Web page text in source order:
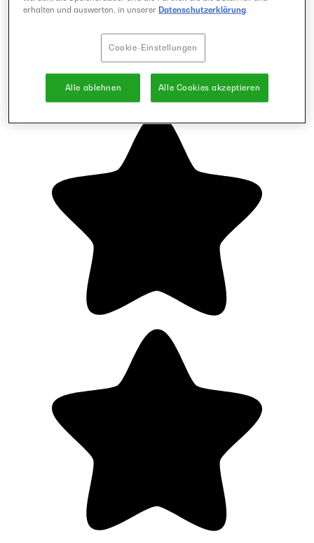
erhalten und auswerten, in unserer Datenschutzerklärung
Cookie-Einstellungen
Alle ablehnen Alle Cookies akzeptieren